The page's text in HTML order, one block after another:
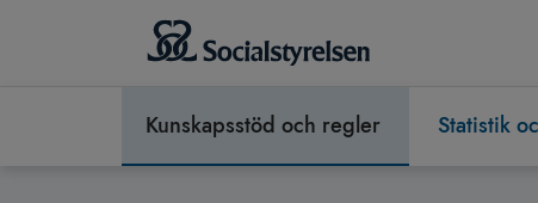
Kunskapsstöd och regler Statistik